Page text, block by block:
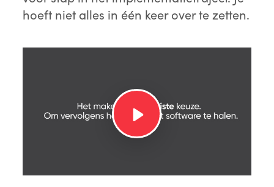
hoeft niet alles in één keer over te zetten.